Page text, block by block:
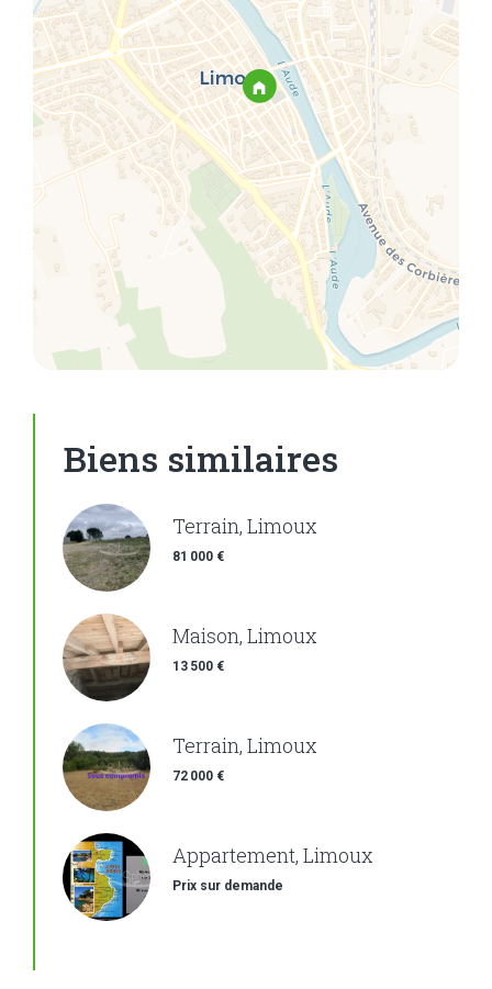
Biens similaires
Terrain, Limoux
81 000 €
Maison, Limoux
13 500 €
Terrain, Limoux
72 000 €
Appartement, Limoux
Prix sur demande